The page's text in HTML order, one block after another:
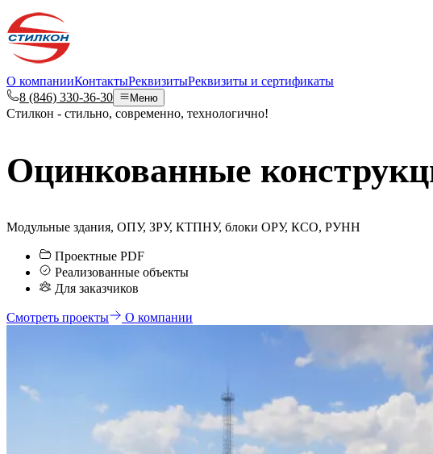
Перейти к содержимому
О компанииКонтактыРеквизитыРеквизиты и сертификаты
8 (846) 330-36-30
Меню
Стилкон - стильно, современно, технологично!
Оцинкованные
Модульные здания, ОПУ, ЗРУ, КТПНУ, блоки ОРУ, КСО, РУНН
Проектные PDF
Реализованные объекты
Для заказчиков
Смотреть проекты О компании